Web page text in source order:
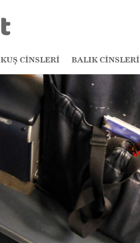
KUŞ CİNSLERİ BALIK CİNSLERİ